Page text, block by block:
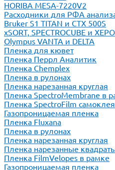
HORIBA MESA-7220V2
Расходники для РФА
Bruker S1 TITAN и CTX 500S
xSORT, SPECTROCUBE и
Olympus VANTA и DELTA
Пленка для кювет
Пленка Перрл Аналитик
Пленка Chemplex
Пленка в рулонах
Пленка нарезанная круглая
Пленка SpectroMembrane в
Пленка SpectroFilm
Газопроницаемая пленка
Пленка Fluxana
Пленка в рулонах
Пленка нарезанная круглая
Пленка нарезанные
Пленка FilmVelopes в рамке
Газопроницаемая пленка